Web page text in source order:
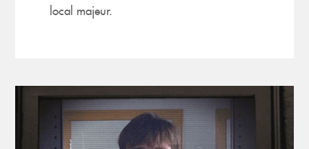
local majeur.